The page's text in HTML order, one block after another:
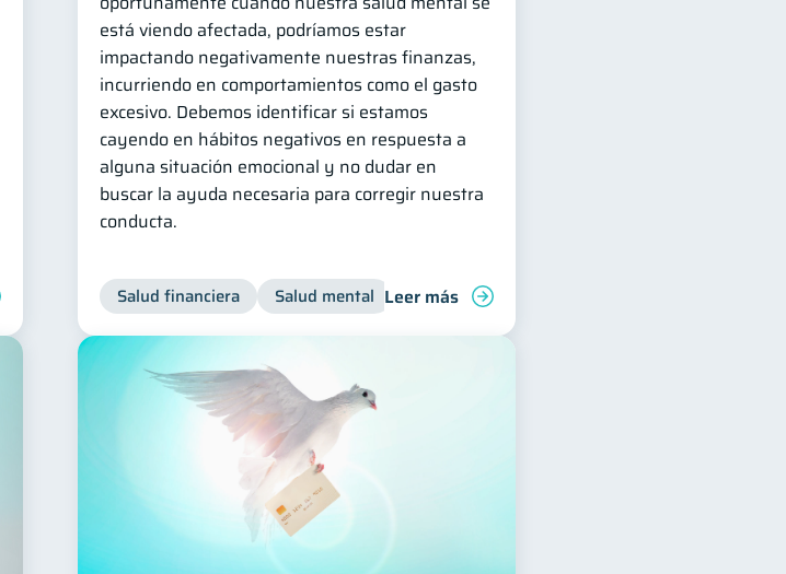
está viendo afectada, podríamos estar
impactando negativamente nuestras finanzas,
incurriendo en comportamientos como el gasto
excesivo. Debemos identificar si estamos
cayendo en hábitos negativos en respuesta a
alguna situación emocional y no dudar en
buscar la ayuda necesaria para corregir nuestra
conducta.
Salud financiera Salud mental Inclusión financiera
Leer más